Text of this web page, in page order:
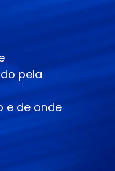
pela
e de onde